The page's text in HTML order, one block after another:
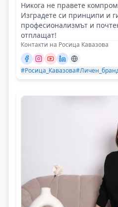
Никога не правете
Изградете си принципи и
професионализмът и
отплащат!
Контакти на Росица Кавазова
#Росица_Кавазова